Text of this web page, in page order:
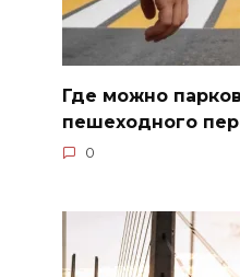
Где можно
пешеходного
0